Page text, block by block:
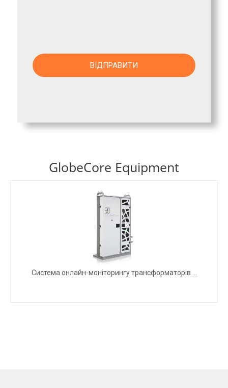
GlobeCore Equipment
Система онлайн-моніторингу трансформаторів ...